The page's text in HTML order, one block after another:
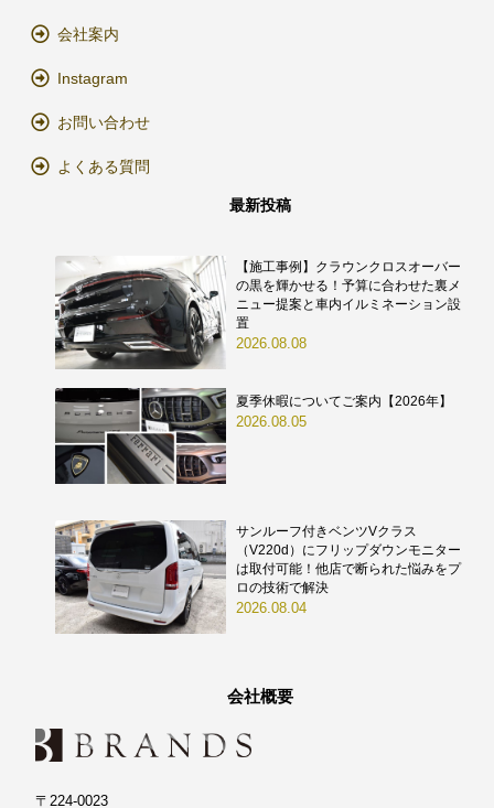
会社案内
Instagram
お問い合わせ
よくある質問
最新投稿
【施工事例】クラウンクロスオーバー
の黒を輝かせる！予算に合わせた裏メ
ニュー提案と車内イルミネーション設
置
2026.08.08
夏季休暇についてご案内【2026年】
2026.08.05
サンルーフ付きベンツVクラス
（V220d）にフリップダウンモニター
は取付可能！他店で断られた悩みをプ
ロの技術で解決
2026.08.04
会社概要
〒224-0023